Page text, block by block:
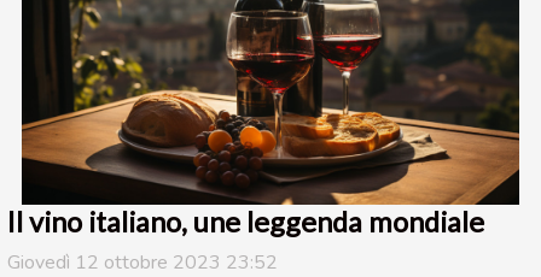
Il vino italiano, une leggenda mondiale
Giovedì 12 ottobre 2023 23:52